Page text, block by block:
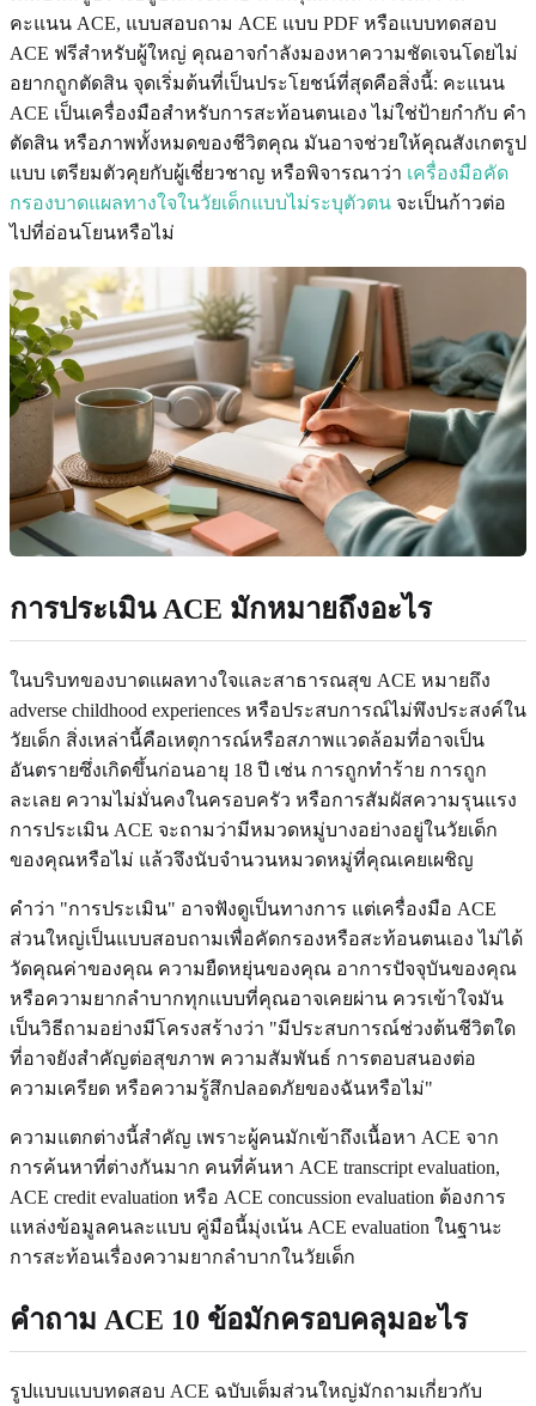
คะแนน ACE, แบบสอบถาม ACE แบบ PDF หรือแบบทดสอบ
ACE ฟรีสำหรับผู้ใหญ่ คุณอาจกำลังมองหาความชัดเจนโดยไม่
อยากถูกตัดสิน จุดเริ่มต้นที่เป็นประโยชน์ที่สุดคือสิ่งนี้: คะแนน
ACE เป็นเครื่องมือสำหรับการสะท้อนตนเอง ไม่ใช่ป้ายกำกับ คำ
ตัดสิน หรือภาพทั้งหมดของชีวิตคุณ มันอาจช่วยให้คุณสังเกตรูป
แบบ เตรียมตัวคุยกับผู้เชี่ยวชาญ หรือพิจารณาว่า เครื่องมือคัด
กรองบาดแผลทางใจในวัยเด็กแบบไม่ระบุตัวตน จะเป็นก้าวต่อ
ไปที่อ่อนโยนหรือไม่
การประเมิน ACE มักหมายถึงอะไร
ในบริบทของบาดแผลทางใจและสาธารณสุข ACE หมายถึง
adverse childhood experiences หรือประสบการณ์ไม่พึงประสงค์ใน
วัยเด็ก สิ่งเหล่านี้คือเหตุการณ์หรือสภาพแวดล้อมที่อาจเป็น
อันตรายซึ่งเกิดขึ้นก่อนอายุ 18 ปี เช่น การถูกทำร้าย การถูก
ละเลย ความไม่มั่นคงในครอบครัว หรือการสัมผัสความรุนแรง
การประเมิน ACE จะถามว่ามีหมวดหมู่บางอย่างอยู่ในวัยเด็ก
ของคุณหรือไม่ แล้วจึงนับจำนวนหมวดหมู่ที่คุณเคยเผชิญ
คำว่า "การประเมิน" อาจฟังดูเป็นทางการ แต่เครื่องมือ ACE
ส่วนใหญ่เป็นแบบสอบถามเพื่อคัดกรองหรือสะท้อนตนเอง ไม่ได้
วัดคุณค่าของคุณ ความยืดหยุ่นของคุณ อาการปัจจุบันของคุณ
หรือความยากลำบากทุกแบบที่คุณอาจเคยผ่าน ควรเข้าใจมัน
เป็นวิธีถามอย่างมีโครงสร้างว่า "มีประสบการณ์ช่วงต้นชีวิตใด
ที่อาจยังสำคัญต่อสุขภาพ ความสัมพันธ์ การตอบสนองต่อ
ความเครียด หรือความรู้สึกปลอดภัยของฉันหรือไม่"
ความแตกต่างนี้สำคัญ เพราะผู้คนมักเข้าถึงเนื้อหา ACE จาก
การค้นหาที่ต่างกันมาก คนที่ค้นหา ACE transcript evaluation,
ACE credit evaluation หรือ ACE concussion evaluation ต้องการ
แหล่งข้อมูลคนละแบบ คู่มือนี้มุ่งเน้น ACE evaluation ในฐานะ
การสะท้อนเรื่องความยากลำบากในวัยเด็ก
คำถาม ACE 10 ข้อมักครอบคลุมอะไร
รูปแบบแบบทดสอบ ACE ฉบับเต็มส่วนใหญ่มักถามเกี่ยวกับ